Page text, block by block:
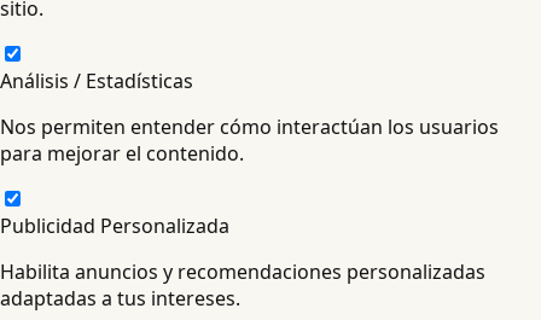
sitio.
Análisis / Estadísticas
Nos permiten entender cómo interactúan los usuarios
para mejorar el contenido.
Publicidad Personalizada
Habilita anuncios y recomendaciones personalizadas
adaptadas a tus intereses.